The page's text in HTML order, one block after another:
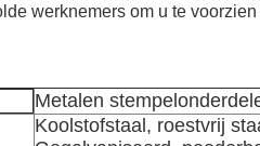
werknemers om u te
Metalen
Koolstofstaal, roestvrij